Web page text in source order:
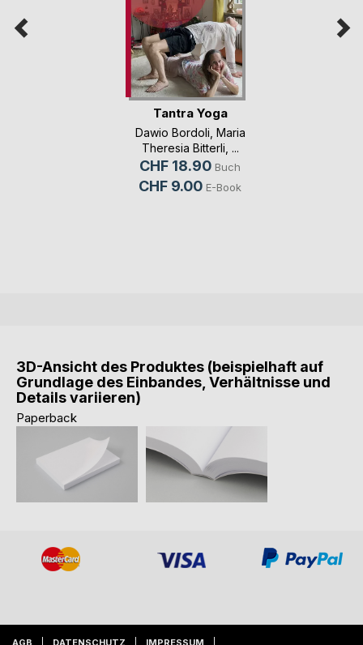
Tantra Yoga
Dawio Bordoli Maria
Theresia Bitterli , ...
CHF 18.90 Buch
CHF 9.00 E-Book
3D-Ansicht des Produktes (beispielhaft auf
Grundlage des Einbandes, Verhältnisse und
Details variieren)
Paperback